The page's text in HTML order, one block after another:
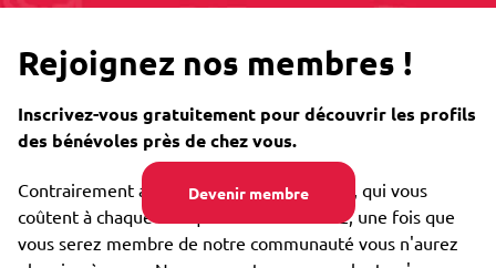
Devenir membre
Rejoignez nos membres !
Inscrivez-vous gratuitement pour découvrir les profils
des bénévoles près de chez vous.
Contrairement aux chenils ou un dog sitter, qui vous
coûtent à chaque fois que vous les utilisez, une fois que
vous serez membre de notre communauté vous n'aurez